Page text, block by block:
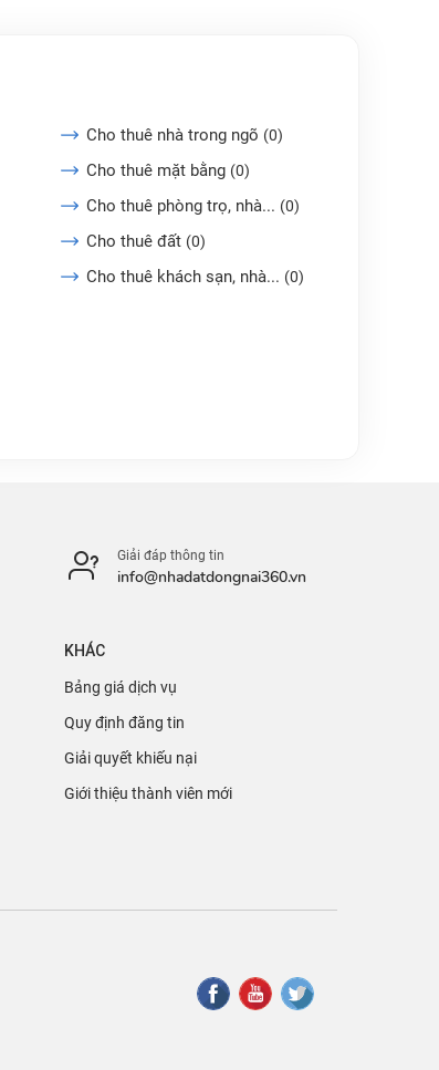
Cho thuê nhà trong ngõ (0)
Cho thuê mặt bằng (0)
Cho thuê phòng trọ, nhà... (0)
Cho thuê đất (0)
Cho thuê khách sạn, nhà... (0)
Giải đáp thông tin
info@nhadatdongnai360.vn
KHÁC
Bảng giá dịch vụ
Quy định đăng tin
Giải quyết khiếu nại
Giới thiệu thành viên mới